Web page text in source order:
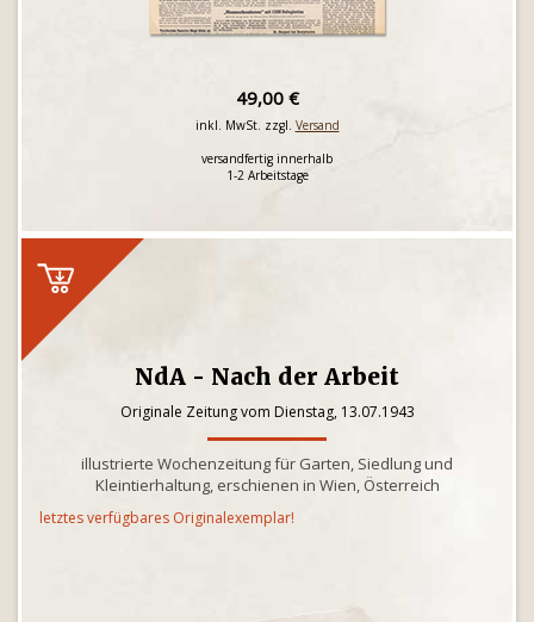
49,00 €
inkl. MwSt. zzgl. Versand
versandfertig innerhalb
1-2 Arbeitstage
NdA - Nach der Arbeit
Originale Zeitung vom Dienstag, 13.07.1943
illustrierte Wochenzeitung für Garten, Siedlung und
Kleintierhaltung, erschienen in Wien, Österreich
letztes verfügbares Originalexemplar!